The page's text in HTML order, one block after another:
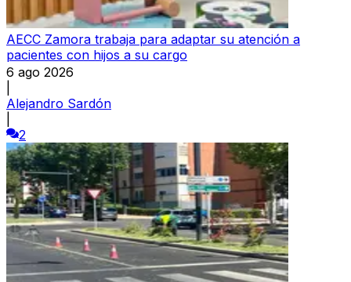
AECC Zamora trabaja para adaptar su atención a
pacientes con hijos a su cargo
6 ago 2026
Alejandro Sardón
2